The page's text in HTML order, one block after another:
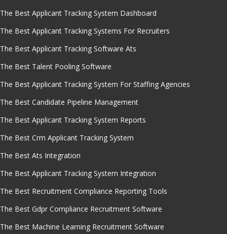
The Best Applicant Tracking System Dashboard
The Best Applicant Tracking Systems For Recruiters
The Best Applicant Tracking Software Ats
The Best Talent Pooling Software
The Best Applicant Tracking System For Staffing Agencies
The Best Candidate Pipeline Management
The Best Applicant Tracking System Reports
The Best Crm Applicant Tracking System
The Best Ats Integration
The Best Applicant Tracking System Integration
The Best Recruitment Compliance Reporting Tools
The Best Gdpr Compliance Recruitment Software
The Best Machine Learning Recruitment Software